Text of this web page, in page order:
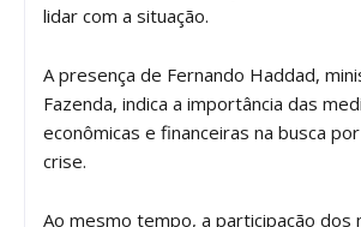
lidar com a situação.
A presença de Fernando Haddad,
Fazenda, indica a importância das
econômicas e financeiras na busca
crise.
Ao mesmo tempo, a participação dos